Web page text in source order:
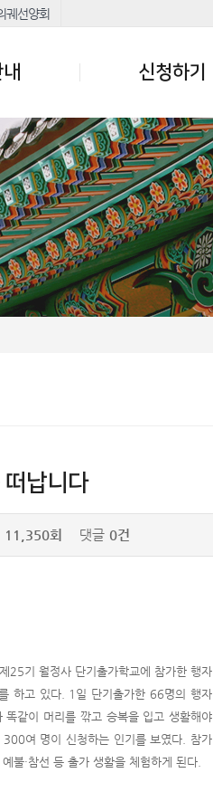
궤선양회
신청하기
떠납니다
11,350회 댓글 0건
25기 월정사 단기출가학교에 참가한 행자
하고 있다. 1일 단기출가한 66명의 행자
같이 머리를 깎고 승복을 입고 생활해야
여 명이 신청하는 인기를 보였다. 참가
불·참선 등 출가 생활을 체험하게 된다.